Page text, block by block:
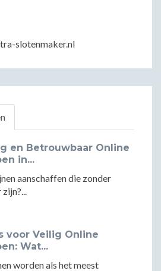
slotenmaker.nl
en Betrouwbaar Online
in...
aanschaffen die zonder
voor Veilig Online
Wat...
worden als het meest